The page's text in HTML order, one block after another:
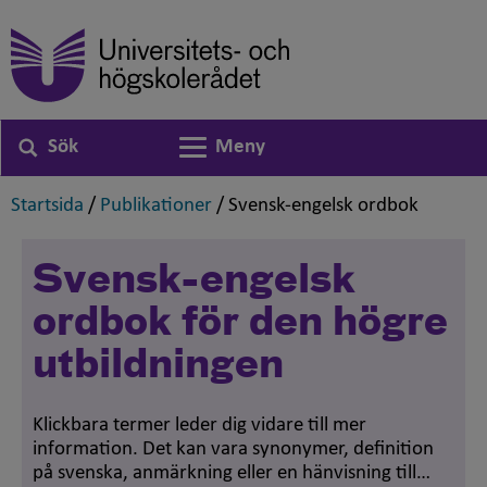
Sök
Växla navigering
Meny
Startsida ,
/ Publikationer ,
/ Svensk-engelsk ordbok
Svensk-engelsk
ordbok för den högre
utbildningen
Klickbara termer leder dig vidare till mer
information. Det kan vara synonymer, definition
på svenska, anmärkning eller en hänvisning till